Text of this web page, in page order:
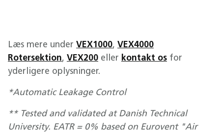
Læs mere under VEX1000, VEX4000
Rotersektion, VEX200 eller kontakt os for
yderligere oplysninger.
*Automatic Leakage Control
** Tested and validated at Danish Technical
University. EATR = 0% based on Eurovent "Air